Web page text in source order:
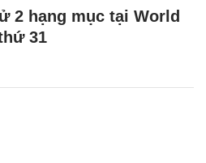
2 hạng mục tại World
31